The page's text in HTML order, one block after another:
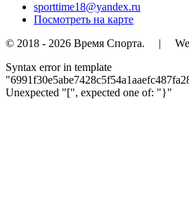
sporttime18@yandex.ru
Посмотреть на карте
© 2018 - 2026 Время Спорта. |
Syntax error in template
Unexpected "[", expected one of: "}"